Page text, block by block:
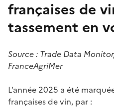
françaises de
tassement en
Source : Trade Data
FranceAgriMer
L’année 2025 a été
françaises de vin, par :